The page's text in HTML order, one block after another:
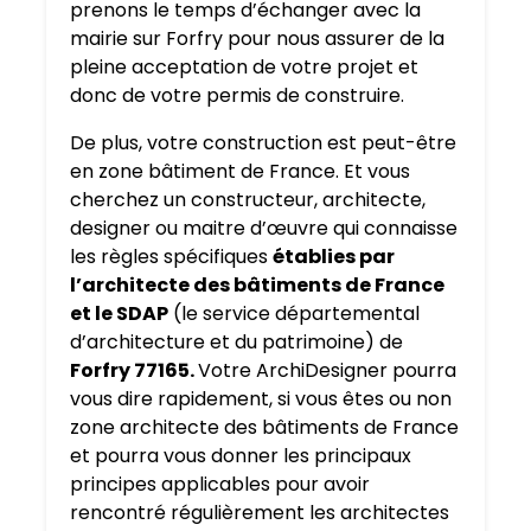
prenons le temps d’échanger avec la
mairie sur Forfry pour nous assurer de la
pleine acceptation de votre projet et
donc de votre permis de construire.
De plus, votre construction est peut-être
en zone bâtiment de France. Et vous
cherchez un constructeur, architecte,
designer ou maitre d’œuvre qui connaisse
les règles spécifiquesétablies par
l’architecte des bâtiments de France
et le SDAP (le service départemental
d’architecture et du patrimoine) de
Forfry 77165.Votre ArchiDesigner pourra
vous dire rapidement, si vous êtes ou non
zone architecte des bâtiments de France
et pourra vous donner les principaux
principes applicables pour avoir
rencontré régulièrement les architectes